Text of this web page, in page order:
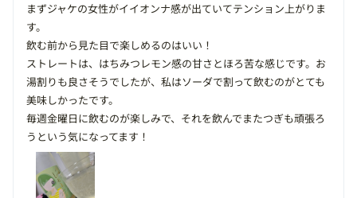
まずジャケの女性がイイオンナ感が出ていてテンション上がりま
す。
飲む前から見た目で楽しめるのはいい！
ストレートは、はちみつレモン感の甘さとほろ苦な感じです。お
湯割りも良さそうでしたが、私はソーダで割って飲むのがとても
美味しかったです。
毎週金曜日に飲むのが楽しみで、それを飲んでまたつぎも頑張ろ
うという気になってます！